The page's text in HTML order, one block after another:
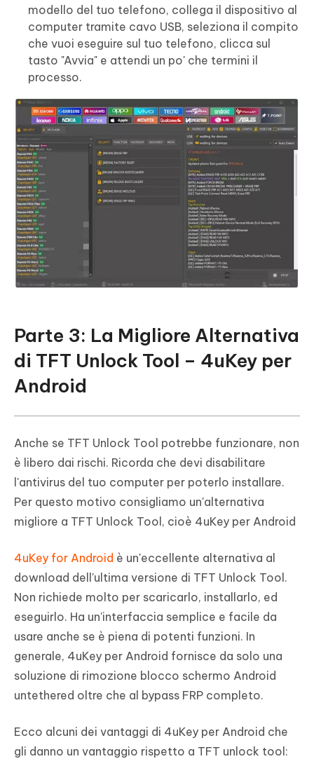
modello del tuo telefono, collega il dispositivo al
computer tramite cavo USB, seleziona il compito
che vuoi eseguire sul tuo telefono, clicca sul
tasto "Avvia" e attendi un po' che termini il
processo.
Parte 3: La Migliore Alternativa
di TFT Unlock Tool – 4uKey per
Android
Anche se TFT Unlock Tool potrebbe funzionare, non
è libero dai rischi. Ricorda che devi disabilitare
l'antivirus del tuo computer per poterlo installare.
Per questo motivo consigliamo un'alternativa
migliore a TFT Unlock Tool, cioè 4uKey per Android
4uKey for Android è un'eccellente alternativa al
download dell'ultima versione di TFT Unlock Tool.
Non richiede molto per scaricarlo, installarlo, ed
eseguirlo. Ha un'interfaccia semplice e facile da
usare anche se è piena di potenti funzioni. In
generale, 4uKey per Android fornisce da solo una
soluzione di rimozione blocco schermo Android
untethered oltre che al bypass FRP completo.
Ecco alcuni dei vantaggi di 4uKey per Android che
gli danno un vantaggio rispetto a TFT unlock tool: